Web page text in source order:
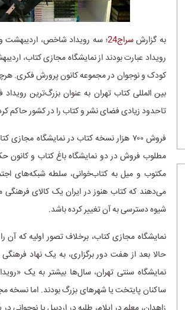
به گزارشسراج24
؛ سه رویداد شاخص، اردیبهشت
رویداد عبارت بودند از نمایشگاه مجازی کتاب،
کودک و نوجوان در مجموعه کانون پرورش فکری.
بین المللی کتاب تهران به عنوان بزرگ‌ترین
تاحدود زیادی فضای نشر و کتاب را در کشور حاکم
فروش ۷۰۰ هزار نسخه کتاب در نمایشگاه
مطلوب فروش در دو نمایشگاه باغ کتاب و کانون
مکتوب و میل به کتاب‌خوانی، سلطه شبکه‌های
می‌دهند که کتاب هنوز در ایران یک کالای
شیوه دسترسی به آن تغییر کرده باشد.
نمایشگاه مجازی کتاب، برخلاف تصور اولیه که
حالا بعد از هفت دور برگزاری، به یک نهاد
نمایشگاه سنتی تهران، سال‌ها بیشتر به یک
ساکنان پایتخت یا شهرهای بزرگ بودند. اما نسخه